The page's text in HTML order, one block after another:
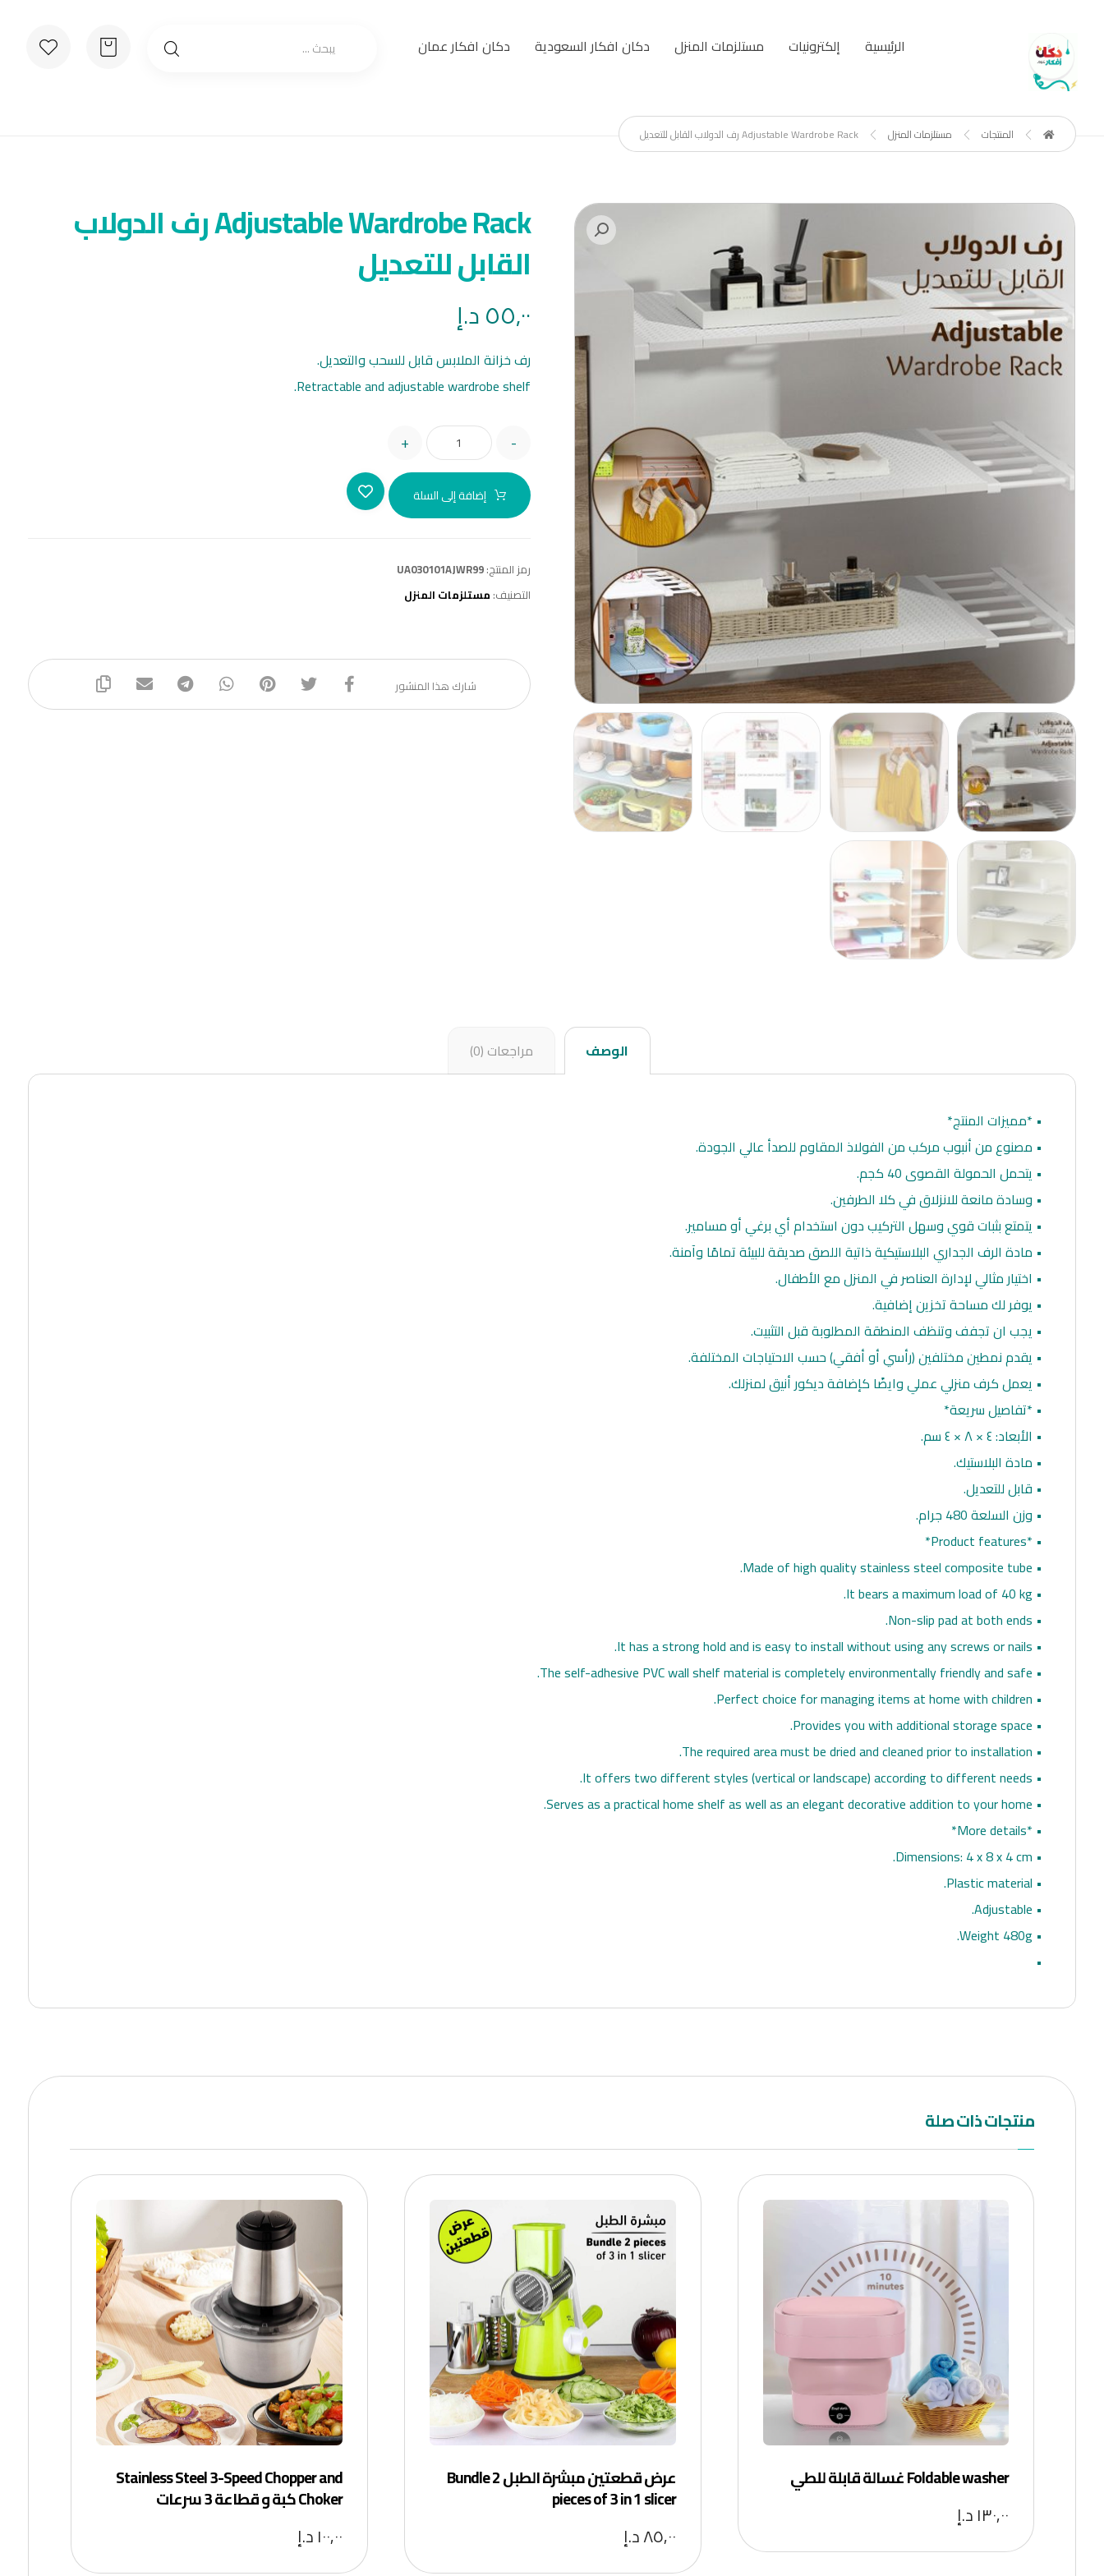
الرئيسية إلكترونيات مستلزمات المنزل دكان افكار السعودية دكان افكار عمان
المنتجات مستلزمات المنزل Adjustable Wardrobe Rack رف الدولاب القابل للتعديل
Adjustable Wardrobe Rack رف الدولاب
القابل للتعديل
٥٥,٠٠د.إ
رف خزانة الملابس قابل للسحب والتعديل.
Retractable and adjustable wardrobe shelf.
-
+
إضافة إلى السلة
رمز المنتج:UA030101AJWR99
التصنيف: مستلزمات المنزل
الوصف مراجعات (0)
• *مميزات المنتج*
• مصنوع من أنبوب مركب من الفولاذ المقاوم للصدأ عالي الجودة.
• يتحمل الحمولة القصوى 40 كجم.
• وسادة مانعة للانزلاق في كلا الطرفين.
• يتمتع بثبات قوي وسهل التركيب دون استخدام أي برغي أو مسامير.
• مادة الرف الجداري البلاستيكية ذاتية اللصق صديقة للبيئة تمامًا وآمنة.
• اختيار مثالي لإدارة العناصر في المنزل مع الأطفال.
• يوفر لك مساحة تخزين إضافية.
• يجب ان تجفف وتنظف المنطقة المطلوبة قبل التثبيت.
• يقدم نمطين مختلفين (رأسي أو أفقي) حسب الاحتياجات المختلفة.
• يعمل كرف منزلي عملي وايضًا كإضافة ديكور أنيق لمنزلك.
• *تفاصيل سريعة*
• الأبعاد: ٤ × ٨ × ٤ سم.
• مادة البلاستيك.
• قابل للتعديل.
• وزن السلعة 480 جرام.
• *Product features*
• Made of high quality stainless steel composite tube.
• It bears a maximum load of 40 kg.
• Non-slip pad at both ends.
• It has a strong hold and is easy to install without using any screws or nails.
• The self-adhesive PVC wall shelf material is completely environmentally friendly and safe.
• Perfect choice for managing items at home with children.
• Provides you with additional storage space.
• The required area must be dried and cleaned prior to installation.
• It offers two different styles (vertical or landscape) according to different needs.
• Serves as a practical home shelf as well as an elegant decorative addition to your home.
• *More details*
• Dimensions: 4 x 8 x 4 cm.
• Plastic material.
• Adjustable.
• Weight 480g.
•
منتجات ذات صلة
Foldable washer غسالة قابلة للطي
١٣٠,٠٠د.إ
عرض قطعتين مبشرة الطبل Bundle 2
pieces of 3 in 1 slicer
٨٥,٠٠د.إ
Stainless Steel 3-Speed Chopper and
Choker كبة و قطاعة 3 سرعات
١٠٠,٠٠د.إ